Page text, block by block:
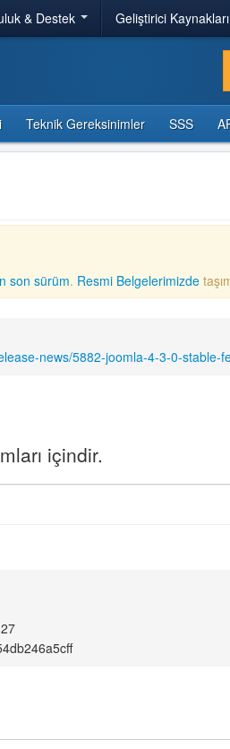
& Destek Geliştirici Kaynakları
Teknik Gereksinimler SSS
son sürüm. Resmi Belgelerimizde
news/5882-joomla-4-3-0-stable-
içindir.